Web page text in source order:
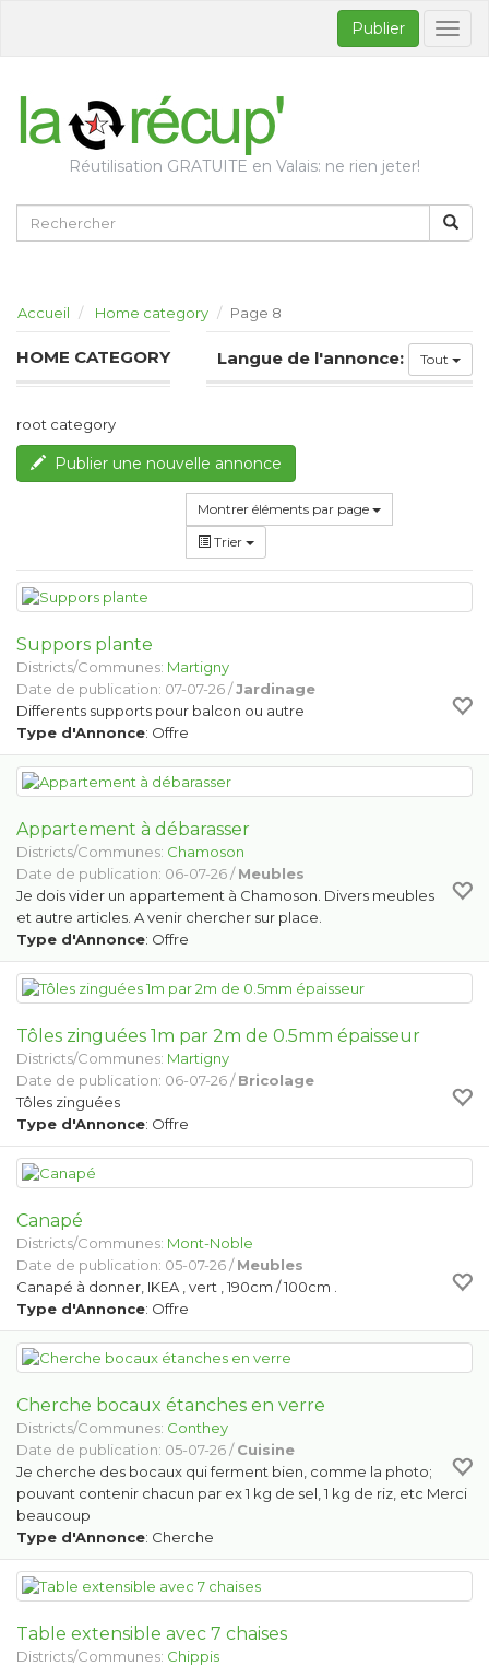
Publier
Réutilisation GRATUITE en Valais: ne rien jeter!
Accueil Home category Page 8
HOME CATEGORY Langue de l'annonce: Tout
root category
Publier une nouvelle annonce
Montrer éléments par page
Trier
Suppors plante
Districts/Communes: Martigny
Date de publication: 07-07-26 /Jardinage
Differents supports pour balcon ou autre
Type d'Annonce: Offre
Appartement à débarasser
Districts/Communes: Chamoson
Date de publication: 06-07-26 /Meubles
Je dois vider un appartement à Chamoson. Divers meubles
et autre articles. A venir chercher sur place.
Type d'Annonce: Offre
Tôles zinguées 1m par 2m de 0.5mm épaisseur
Districts/Communes: Martigny
Date de publication: 06-07-26 /Bricolage
Tôles zinguées
Type d'Annonce: Offre
Canapé
Districts/Communes: Mont-Noble
Date de publication: 05-07-26 /Meubles
Canapé à donner, IKEA , vert , 190cm / 100cm .
Type d'Annonce: Offre
Cherche bocaux étanches en verre
Districts/Communes: Conthey
Date de publication: 05-07-26 /Cuisine
Je cherche des bocaux qui ferment bien, comme la photo;
pouvant contenir chacun par ex 1 kg de sel, 1 kg de riz, etc Merci
beaucoup
Type d'Annonce: Cherche
Table extensible avec 7 chaises
Districts/Communes: Chippis